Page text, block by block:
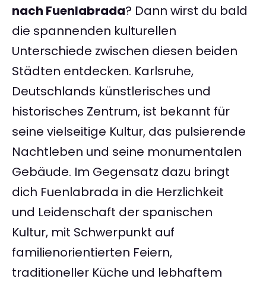
nach Fuenlabrada? Dann wirst du bald
die spannenden kulturellen
Unterschiede zwischen diesen beiden
Städten entdecken. Karlsruhe,
Deutschlands künstlerisches und
historisches Zentrum, ist bekannt für
seine vielseitige Kultur, das pulsierende
Nachtleben und seine monumentalen
Gebäude. Im Gegensatz dazu bringt
dich Fuenlabrada in die Herzlichkeit
und Leidenschaft der spanischen
Kultur, mit Schwerpunkt auf
familienorientierten Feiern,
traditioneller Küche und lebhaftem